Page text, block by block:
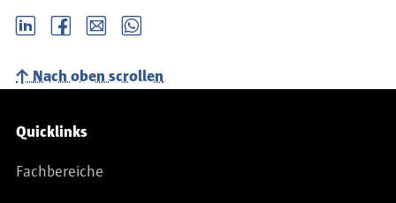
LinkedIn Facebook email Whatsapp
Nach oben scrollen
Service-Navigation
Quicklinks
Fachbereiche